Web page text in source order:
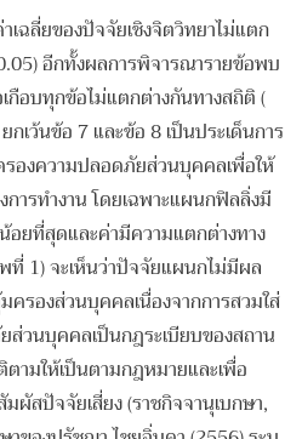
เฉลี่ยของปัจจัยเชิงจิตวิทยาไม่แตก
อีกทั้งผลการพิจารณารายข้อพบ
กือบทุกข้อไม่แตกต่างกันทางสถิติ (
เว้นข้อ 7 และข้อ 8 เป็นประเด็นการ
องความปลอดภัยส่วนบุคคลเพื่อให้
การทำงาน โดยเฉพาะแผนกฟิลลิ่งมี
อยที่สุดและค่ามีความแตกต่างทาง
1) จะเห็นว่าปัจจัยแผนกไม่มีผล
รองส่วนบุคคลเนื่องจากการสวมใส่
วนบุคคลเป็นกฎระเบียบของสถาน
มให้เป็นตามกฎหมายและเพื่อ
ผัสปัจจัยเสี่ยง (ราชกิจจานุเบกษา,